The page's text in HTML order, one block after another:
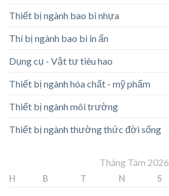
Thiết bị ngành bao bì nhựa
Thí bị ngành bao bì in ấn
Dụng cụ - Vật tư tiêu hao
Thiết bị ngành hóa chất - mỹ phẩm
Thiết bị ngành môi trường
Thiết bị ngành thường thức đời sống
Tháng Tám 2026
H B T N S